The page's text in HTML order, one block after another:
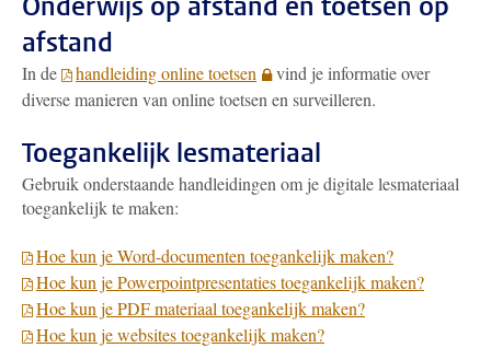
afstand
In de handleiding online toetsen
vind je informatie over
diverse manieren van online toetsen en surveilleren.
Toegankelijk lesmateriaal
Gebruik onderstaande handleidingen om je digitale lesmateriaal
toegankelijk te maken:
Hoe kun je Word-documenten toegankelijk maken?
Hoe kun je Powerpointpresentaties toegankelijk maken?
Hoe kun je PDF materiaal toegankelijk maken?
Hoe kun je websites toegankelijk maken?